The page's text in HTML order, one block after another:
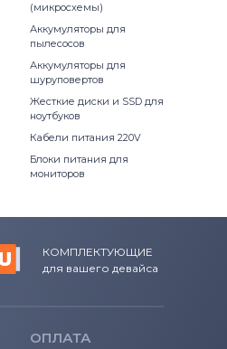
Fujitsu-
Haier
KFTYR
Roverbook
(микросхемы)
Аккумуляторы для
пылесосов
Аккумуляторы для
шуруповертов
Жесткие диски и SSD для
ноутбуков
Кабели питания 220V
Блоки питания для
мониторов
КОМПЛЕКТУЮЩИЕ
для вашего девайса
ОПЛАТА